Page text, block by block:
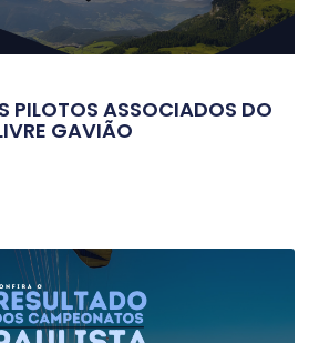
PILOTOS ASSOCIADOS DO
GAVIÃO